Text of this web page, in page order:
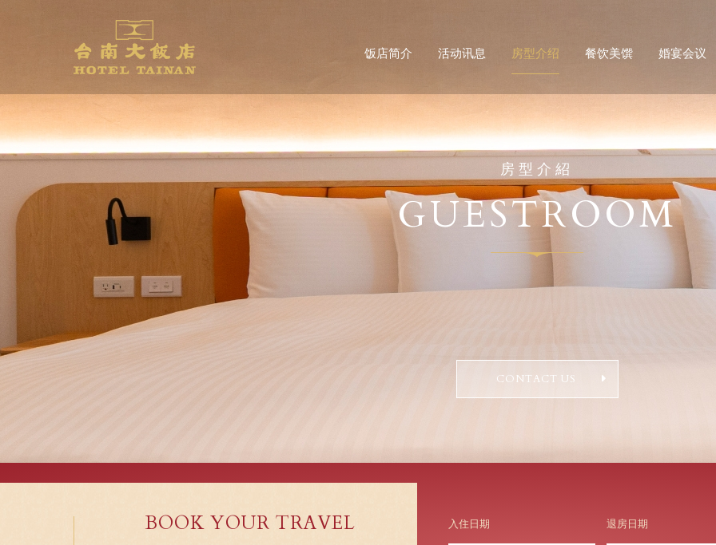
饭店简介 活动讯息 房型介绍 餐饮美馔 婚宴会议
BOOK YOUR TRAVEL 入住日期 退房日期
房型介紹
GUESTROOM
CONTACT US